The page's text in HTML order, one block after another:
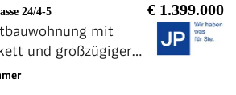
24/4-5 € 1.399.000
mit
und großzügiger